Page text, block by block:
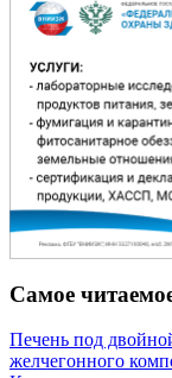
Самое
Печень под
желчегонного